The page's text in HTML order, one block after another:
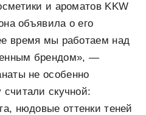
и ароматов KKW
объявила о его
время мы работаем над
брендом», —
не особенно
считали скучной:
нюдовые оттенки теней